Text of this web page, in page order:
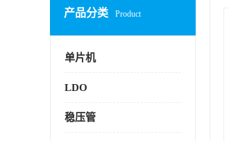
产品分类 Product
单片机
LDO
稳压管